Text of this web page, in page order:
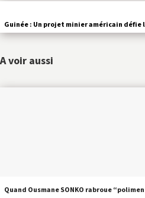
Guinée : Un projet minier américain défie
A voir aussi
Quand Ousmane SONKO rabroue